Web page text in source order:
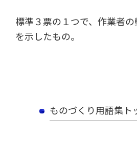
標準３票の１つで、作業者
を示したもの。
ものづくり用語集ト